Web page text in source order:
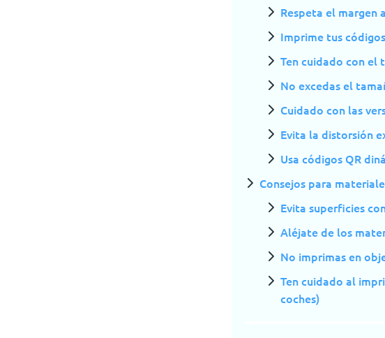
Respeta el margen
Imprime tus
Ten cuidado con el
No excedas el
Cuidado con las
Evita la distorsión
Usa códigos QR
Consejos para
Evita superficies
Aléjate de los
No imprimas en
Ten cuidado al
coches)